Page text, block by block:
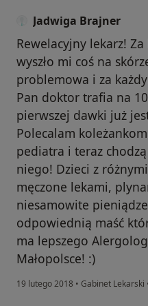
Jadwiga Brajner
Rewelacyjny lekarz!
wyszło mi coś na
problemowa i za
Pan doktor trafia na
pierwszej dawki już
Polecalam
pediatra i teraz
niego! Dzieci z
męczone lekami,
niesamowite
odpowiednią maść
ma lepszego
Małopolsce! :)
19 lutego 2018 • Gabinet Lekarski